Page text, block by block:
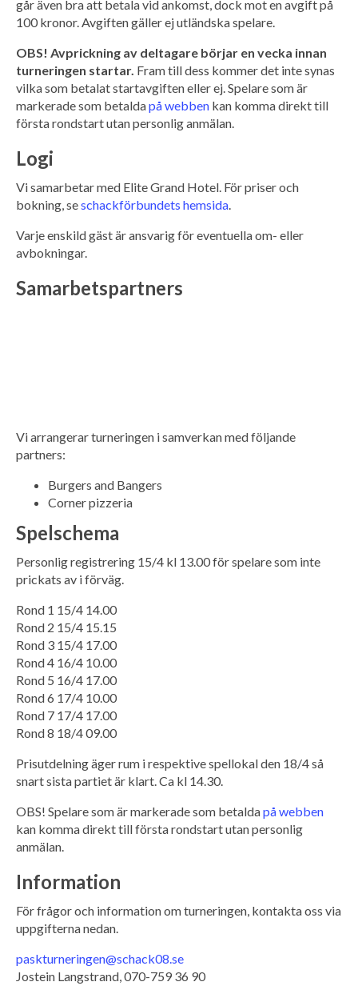
går även bra att betala vid ankomst, dock mot en avgift på
100 kronor. Avgiften gäller ej utländska spelare.
OBS! Avprickning av deltagare börjar en vecka innan
turneringen startar. Fram till dess kommer det inte synas
vilka som betalat startavgiften eller ej. Spelare som är
markerade som betaldapå webben kan komma direkt till
första rondstart utan personlig anmälan.
Logi
Vi samarbetar med Elite Grand Hotel. För priser och
bokning, seschackförbundets hemsida.
Varje enskild gäst är ansvarig för eventuella om- eller
avbokningar.
Samarbetspartners
Vi arrangerar turneringen i samverkan med följande
partners:
Burgers and Bangers
Corner pizzeria
Spelschema
Personlig registrering 15/4 kl 13.00 för spelare som inte
prickats av i förväg.
Rond 1 15/4 14.00
Rond 2 15/4 15.15
Rond 3 15/4 17.00
Rond 4 16/4 10.00
Rond 5 16/4 17.00
Rond 6 17/4 10.00
Rond 7 17/4 17.00
Rond 8 18/4 09.00
Prisutdelning äger rum i respektive spellokal den 18/4 så
snart sista partiet är klart. Ca kl 14.30.
OBS! Spelare som är markerade som betaldapå webben
kan komma direkt till första rondstart utan personlig
anmälan.
Information
För frågor och information om turneringen, kontakta oss via
uppgifterna nedan.
paskturneringen@schack08.se
Jostein Langstrand, 070-759 36 90